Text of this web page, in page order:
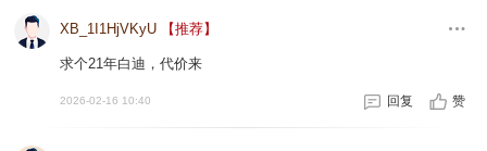
XB_1I1HjVKyU 【推荐】
求个21年白迪，代价来
2026-02-16 10:40 回复 赞